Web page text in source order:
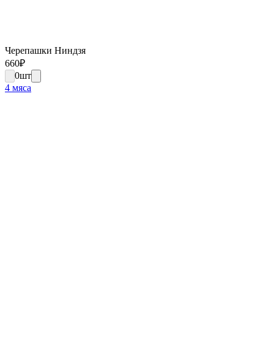
Черепашки Ниндзя
660₽
0шт
4 мяса